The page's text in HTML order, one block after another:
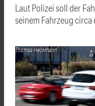
Laut Polizei soll der
seinem Fahrzeug
Thomas Heckmann